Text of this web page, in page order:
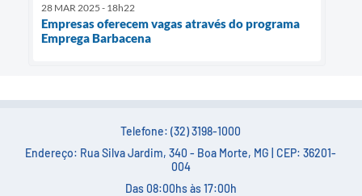
28 MAR 2025 - 18h22
Empresas oferecem vagas através do programa
Emprega Barbacena
Telefone: (32) 3198-1000
Endereço: Rua Silva Jardim, 340 - Boa Morte, MG | CEP: 36201-
004
Das 08:00hs às 17:00h